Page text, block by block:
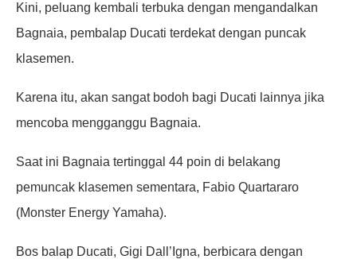
Kini, peluang kembali terbuka dengan mengandalkan
Bagnaia, pembalap Ducati terdekat dengan puncak
klasemen.
Karena itu, akan sangat bodoh bagi Ducati lainnya jika
mencoba mengganggu Bagnaia.
Saat ini Bagnaia tertinggal 44 poin di belakang
pemuncak klasemen sementara, Fabio Quartararo
(Monster Energy Yamaha).
Bos balap Ducati, Gigi Dall’Igna, berbicara dengan